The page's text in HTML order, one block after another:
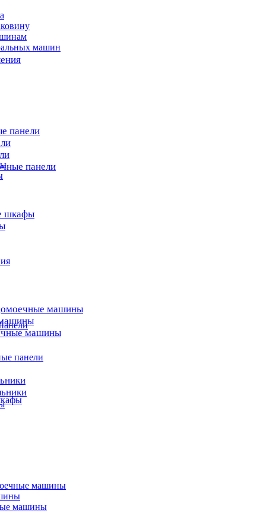
панели
панели
шкафы
машины
машины
машин
панели
машины
машины